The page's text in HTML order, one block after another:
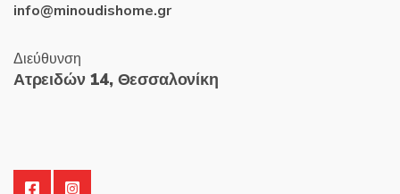
info@minoudishome.gr
Διεύθυνση
Ατρειδών 14, Θεσσαλονίκη